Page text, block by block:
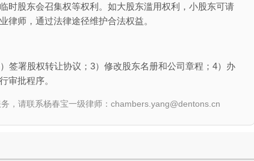
时股东会召集权等权利。如大股东滥用权利，小股东可请
律师，通过法律途径维护合法权益。
签署股权转让协议；3）修改股东名册和公司章程；4）办
审批程序。
，请联系杨春宝一级律师：chambers.yang@dentons.cn